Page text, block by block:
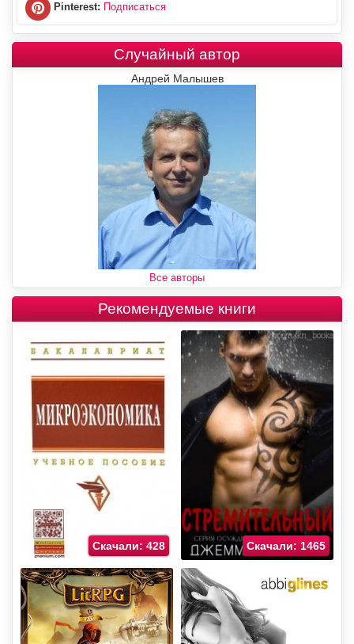
Pinterest: Подписаться
Случайный автор
Андрей Малышев
Все авторы
Рекомендуемые книги
Скачали: 428 Скачали: 1465